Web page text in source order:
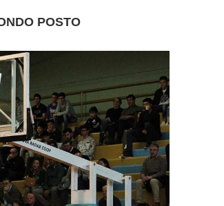
POSTO